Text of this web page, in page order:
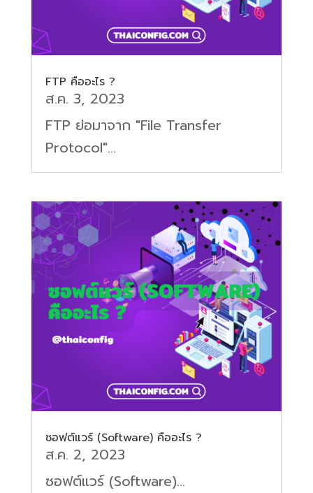
FTP คืออะไร ?
ส.ค. 3, 2023
FTP ย่อมาจาก "File Transfer
Protocol"...
ซอฟต์แวร์ (Software) คืออะไร ?
ส.ค. 2, 2023
ซอฟต์แวร์ (Software)...